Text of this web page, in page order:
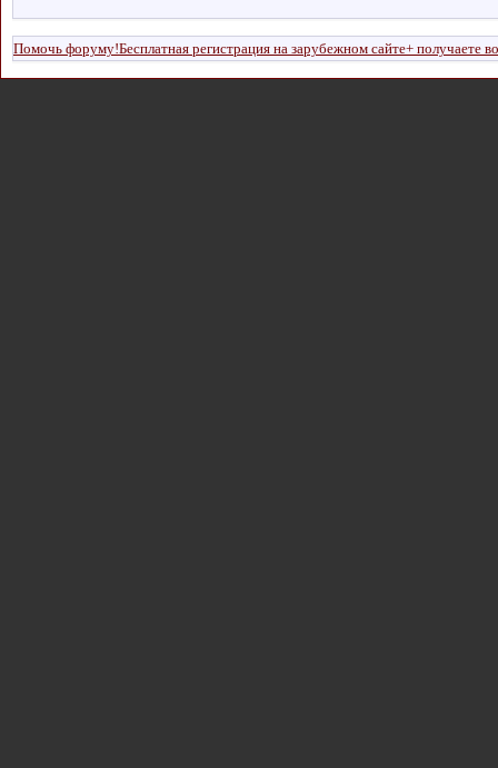
Помочь форуму!Бесплатная регистрация на зарубежном сайте+ получаете